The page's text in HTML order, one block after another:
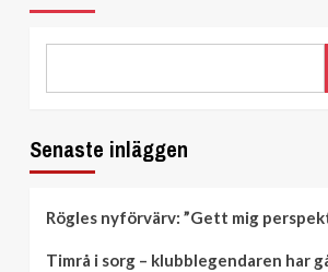
Senaste inläggen
Rögles nyförvärv: ”Gett mig
Timrå i sorg – klubblegendaren har